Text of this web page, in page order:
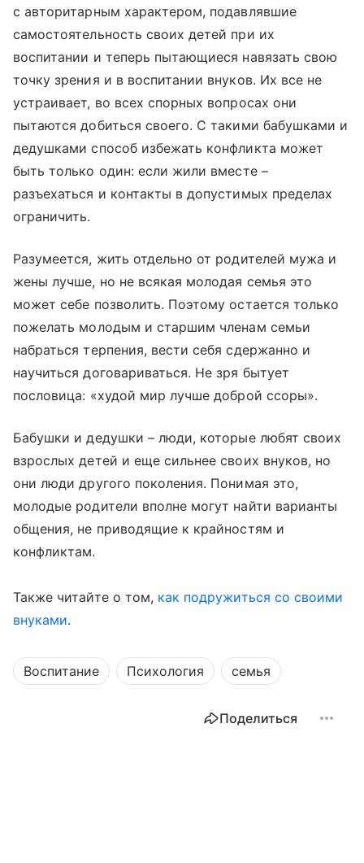
с авторитарным характером, подавлявшие
самостоятельность своих детей при их
воспитании и теперь пытающиеся навязать свою
точку зрения и в воспитании внуков. Их все не
устраивает, во всех спорных вопросах они
пытаются добиться своего. С такими бабушками и
дедушками способ избежать конфликта может
быть только один: если жили вместе –
разъехаться и контакты в допустимых пределах
ограничить.
Разумеется, жить отдельно от родителей мужа и
жены лучше, но не всякая молодая семья это
может себе позволить. Поэтому остается только
пожелать молодым и старшим членам семьи
набраться терпения, вести себя сдержанно и
научиться договариваться. Не зря бытует
пословица: «худой мир лучше доброй ссоры».
Бабушки и дедушки – люди, которые любят своих
взрослых детей и еще сильнее своих внуков, но
они люди другого поколения. Понимая это,
молодые родители вполне могут найти варианты
общения, не приводящие к крайностям и
конфликтам.
Также читайте о том, как подружиться со своими
внуками.
Воспитание Психология семья
Поделиться